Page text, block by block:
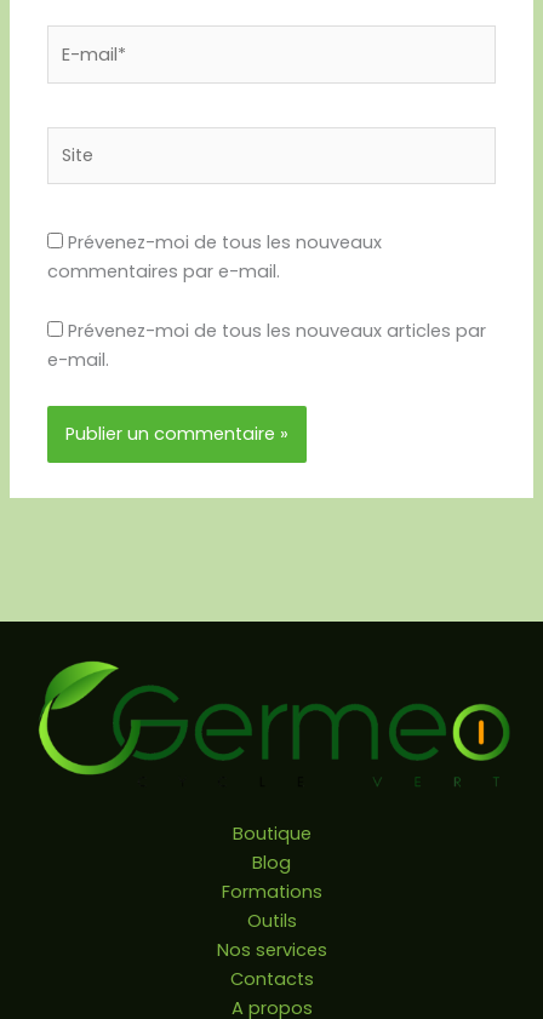
mail*
Prévenez-moi de tous les nouveaux
commentaires par e-mail.
Prévenez-moi de tous les nouveaux articles par
e-mail.
Boutique
Blog
Formations
Outils
Nos services
Contacts
A propos